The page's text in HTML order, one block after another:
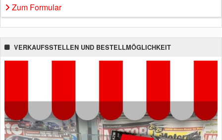
Zum Formular
VERKAUFSSTELLEN UND BESTELLMÖGLICHKEIT